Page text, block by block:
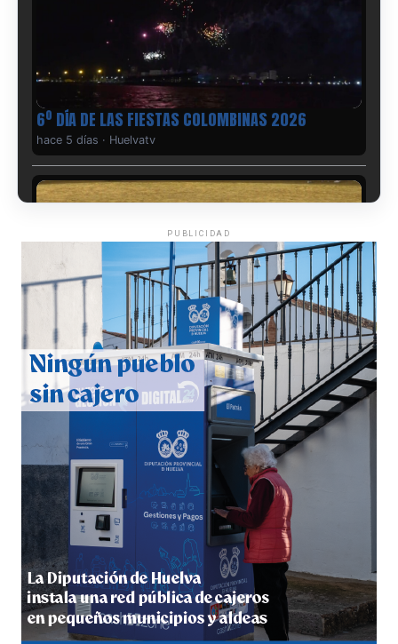
6º DÍA DE LAS FIESTAS COLOMBINAS 2026
hace 5 días · Huelvatv
QUINTA CORRIDA DE LAS FIESTAS COLOMBINAS
2026
hace 6 días·Huelvatv
5º DÍA DE LAS FIESTAS COLOMBINAS 2026
hace 6 días·Huelvatv
PUBLICIDAD